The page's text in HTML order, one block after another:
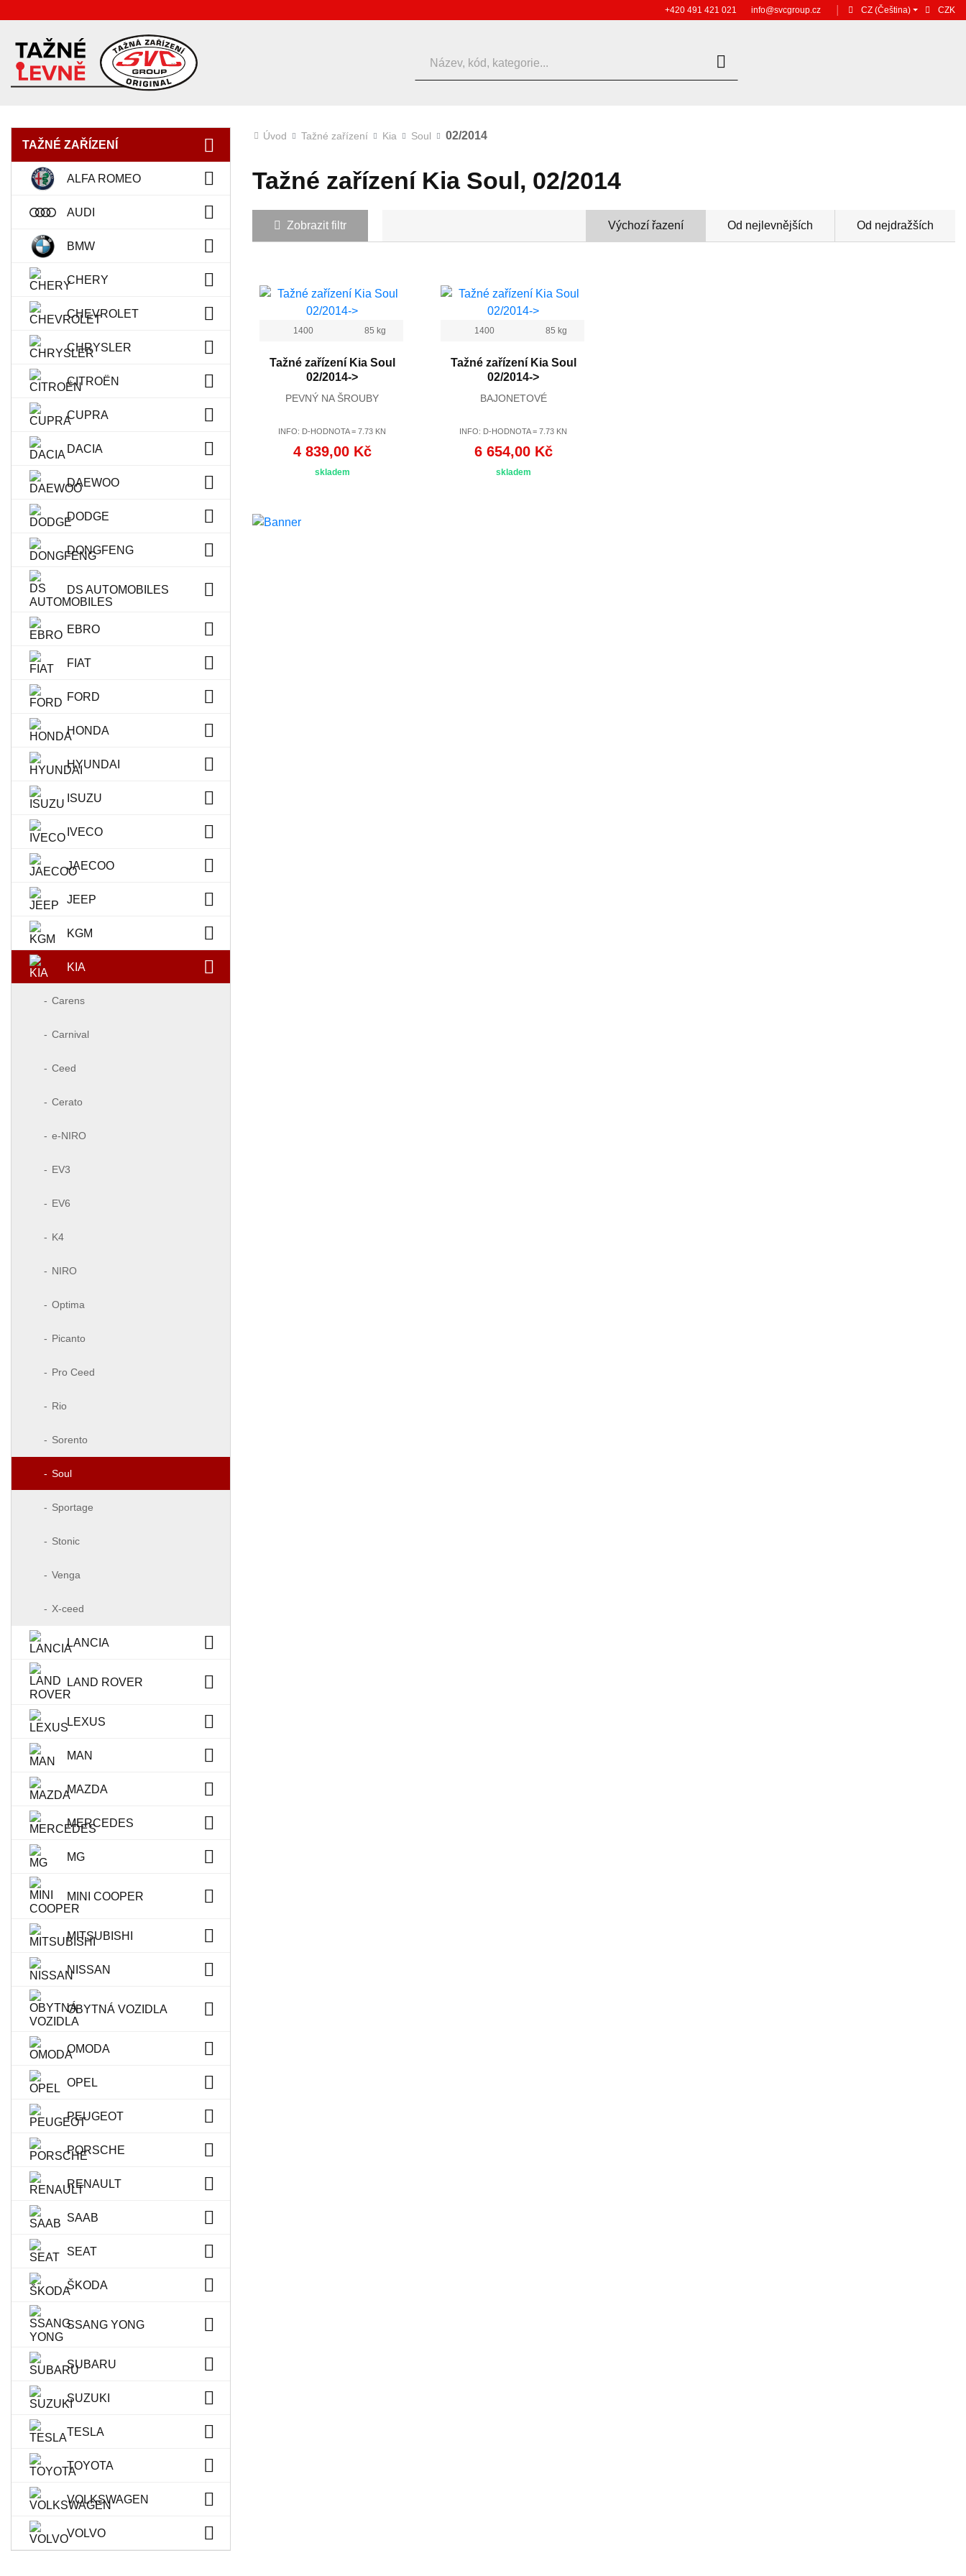
+420 491 421 021 info@svcgroup.cz CZ (Čeština) CZK
TAŽNÉ ZAŘÍZENÍ
ALFA ROMEO
AUDI
BMW
CHERY
CHEVROLET
CHRYSLER
CITROËN
CUPRA
DACIA
DAEWOO
DODGE
DONGFENG
DS AUTOMOBILES
EBRO
FIAT
FORD
HONDA
HYUNDAI
ISUZU
IVECO
JAECOO
JEEP
KGM
KIA
Carens
Carnival
Ceed
Cerato
e-NIRO
EV3
EV6
K4
NIRO
Optima
Picanto
Pro Ceed
Rio
Sorento
Soul
Sportage
Stonic
Venga
X-ceed
LANCIA
LAND ROVER
LEXUS
MAN
MAZDA
MERCEDES
MG
MINI COOPER
MITSUBISHI
NISSAN
OBYTNÁ VOZIDLA
OMODA
OPEL
PEUGEOT
PORSCHE
RENAULT
SAAB
SEAT
ŠKODA
SSANG YONG
SUBARU
SUZUKI
TESLA
TOYOTA
VOLKSWAGEN
VOLVO
Úvod Tažné zařízení Kia Soul 02/2014
Tažné zařízení Kia Soul, 02/2014
Zobrazit filtr Výchozí řazení Od nejlevnějších Od nejdražších
1400 85 kg
Tažné zařízení Kia Soul
02/2014->
PEVNÝ NA ŠROUBY
INFO: D-HODNOTA = 7.73 KN
4 839,00 Kč
skladem
1400 85 kg
Tažné zařízení Kia Soul
02/2014->
BAJONETOVÉ
INFO: D-HODNOTA = 7.73 KN
6 654,00 Kč
skladem